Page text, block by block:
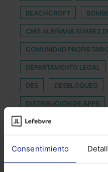
Consentimiento
BEACHCROFT
CMS ALBIÑANA SUAREZ
COMUNIDAD
DEPARTAMENTO LEGAL
DES DESBLOQUEO
DISTRIBUCIÓN DE APPS
FERROCARRIL ADAPTADO